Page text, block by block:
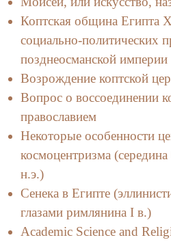
Коптская община Египта
социально-политических
позднеосманской империи
Возрождение коптской
Вопрос о воссоединении
православием
Некоторые особенности
космоцентризма
н.э.)
Сенека в Египте
глазами римлянина I в.)
Academic Science and